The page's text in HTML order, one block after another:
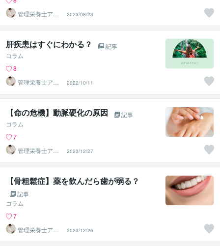
管理栄養士アオ
イ 村中一帆ママ
が楽する食
2023/08/23
肝疾患はすぐにわかる？
記事
コラム
8
管理栄養士アオ
イ 村中一帆ママ
が楽する食
2022/10/11
【命の危機】動脈硬化の原因
記事
コラム
7
管理栄養士アオ
イ 村中一帆ママ
が楽する食
2023/12/27
【骨粗鬆症】薬を飲んだら歯が弱る？
記事
コラム
7
管理栄養士アオ
イ 村中一帆ママ
が楽する食
2023/12/26